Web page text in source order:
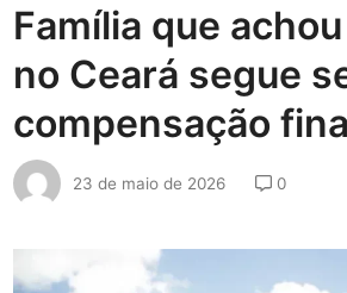
Família que
no Ceará segue
compensação
23 de maio de 2026 0